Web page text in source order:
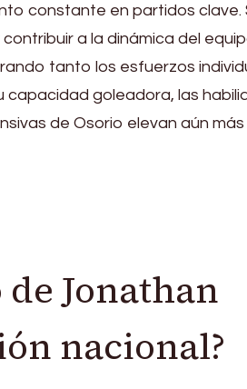
constante en partidos clave.
a la dinámica del
tanto los esfuerzos
capacidad goleadora, las
de Osorio elevan aún más
Jonathan
nacional?